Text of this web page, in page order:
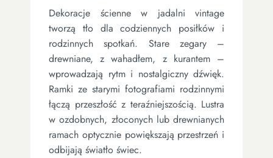
Dekoracje ścienne w jadalni vintage
tworzą tło dla codziennych posiłków i
rodzinnych spotkań. Stare zegary –
drewniane, z wahadłem, z kurantem –
wprowadzają rytm i nostalgiczny dźwięk.
Ramki ze starymi fotografiami rodzinnymi
łączą przeszłość z teraźniejszością. Lustra
w ozdobnych, złoconych lub drewnianych
ramach optycznie powiększają przestrzeń i
odbijają światło świec.